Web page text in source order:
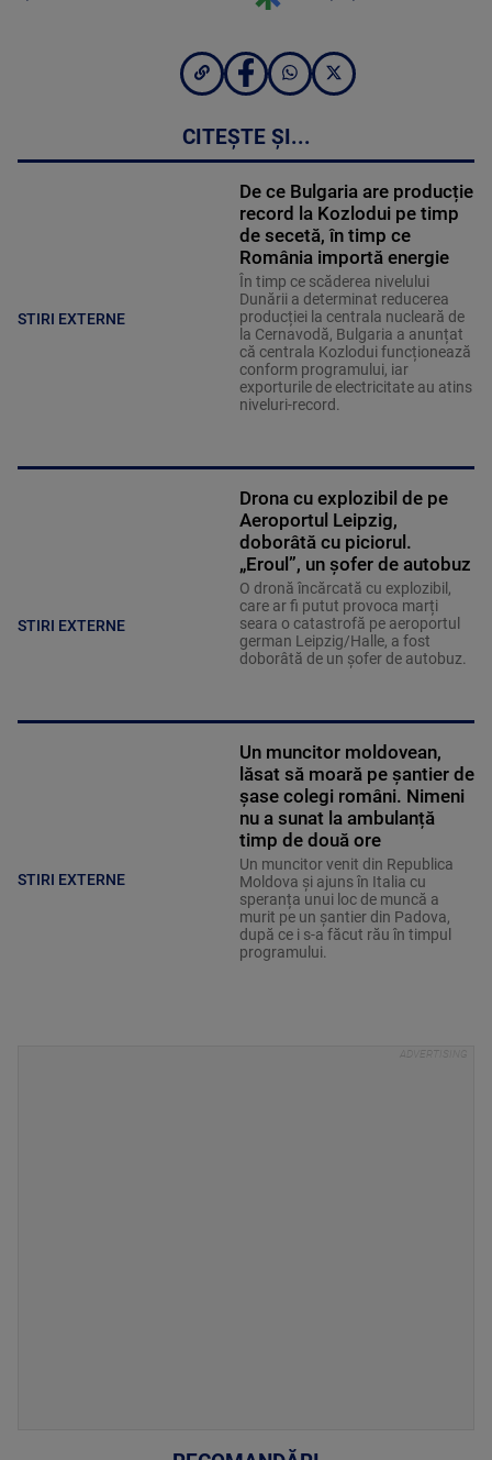
CITEȘTE ȘI...
STIRI EXTERNE
De ce Bulgaria are producție
record la Kozlodui pe timp
de secetă, în timp ce
România importă energie
În timp ce scăderea nivelului
Dunării a determinat reducerea
producției la centrala nucleară de
la Cernavodă, Bulgaria a anunțat
că centrala Kozlodui funcționează
conform programului, iar
exporturile de electricitate au atins
niveluri-record.
STIRI EXTERNE
Drona cu explozibil de pe
Aeroportul Leipzig,
doborâtă cu piciorul.
„Eroul”, un șofer de autobuz
O dronă încărcată cu explozibil,
care ar fi putut provoca marți
seara o catastrofă pe aeroportul
german Leipzig/Halle, a fost
doborâtă de un șofer de autobuz.
STIRI EXTERNE
Un muncitor moldovean,
lăsat să moară pe șantier de
șase colegi români. Nimeni
nu a sunat la ambulanță
timp de două ore
Un muncitor venit din Republica
Moldova și ajuns în Italia cu
speranța unui loc de muncă a
murit pe un șantier din Padova,
după ce i s-a făcut rău în timpul
programului.